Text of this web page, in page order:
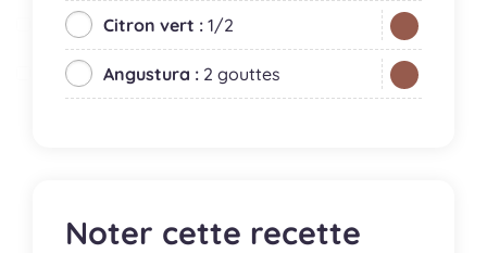
Citron vert : 1/2
Angustura : 2 gouttes
Noter cette recette